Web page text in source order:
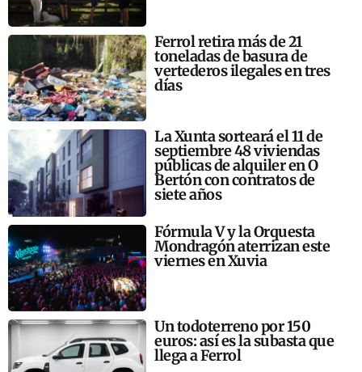
Ferrol retira más de 21
toneladas de basura de
vertederos ilegales en tres
días
La Xunta sorteará el 11 de
septiembre 48 viviendas
públicas de alquiler en O
Bertón con contratos de
siete años
Fórmula V y la Orquesta
Mondragón aterrizan este
viernes en Xuvia
Un todoterreno por 150
euros: así es la subasta que
llega a Ferrol